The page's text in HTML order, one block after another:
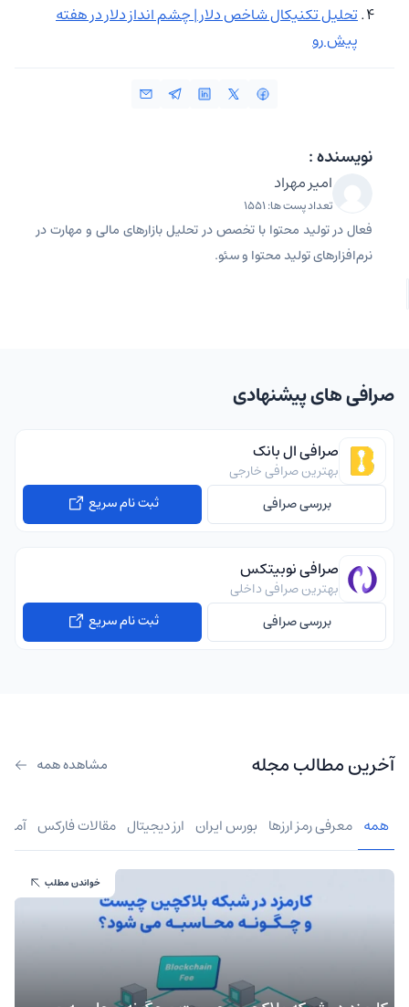
تحلیل تکنیکال شاخص دلار | چشم‌ انداز دلار در هفته
پیش رو
نویسنده :
امیر مهراد
تعداد پست ها: 1551
فعال در تولید محتوا با تخصص در تحلیل بازارهای مالی و مهارت در
نرم‌افزارهای تولید محتوا و سئو.
صرافی های پیشنهادی
صرافی ال بانک
بهترین صرافی خارجی
بررسی صرافی
ثبت نام سریع
صرافی نوبیتکس
بهترین صرافی داخلی
بررسی صرافی
ثبت نام سریع
آخرین مطالب مجله مشاهده همه
همه معرفی رمز ارزها بورس ایران ارز دیجیتال مقالات فارکس
خواندن مطلب